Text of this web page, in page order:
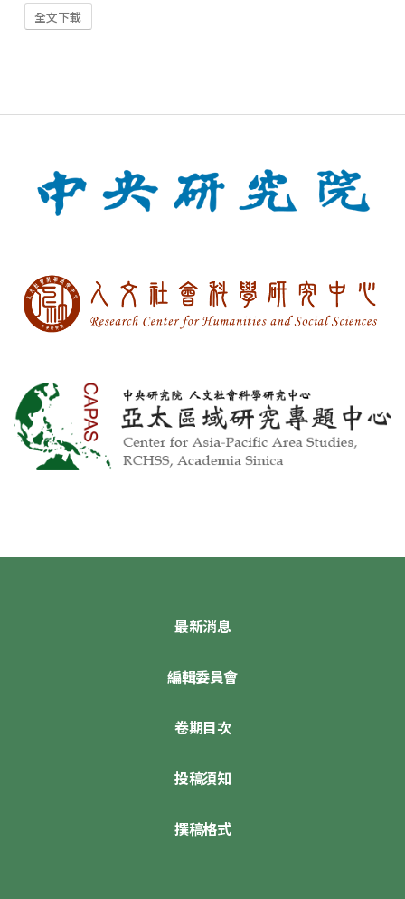
全文下載
最新消息
編輯委員會
卷期目次
投稿須知
撰稿格式